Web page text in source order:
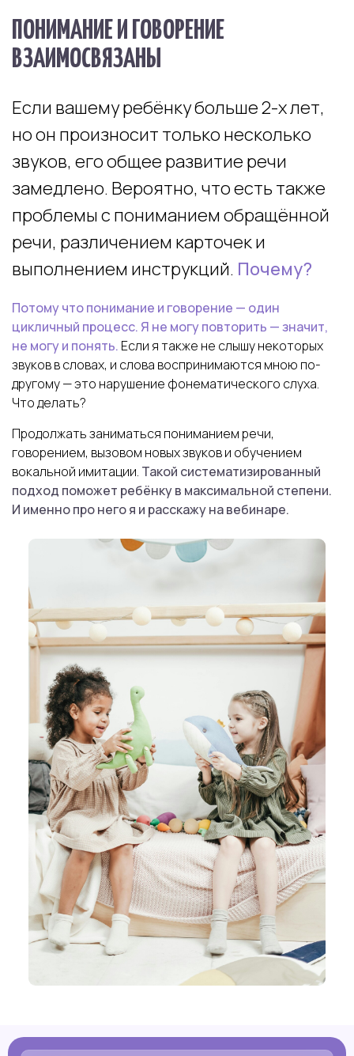
ПОНИМАНИЕ И ГОВОРЕНИЕ
ВЗАИМОСВЯЗАНЫ
Если вашему ребёнку больше 2-х лет,
но он произносит только несколько
звуков, его общее развитие речи
замедлено. Вероятно, что есть также
проблемы с пониманием обращённой
речи, различением карточек и
выполнением инструкций. Почему?
Потому что понимание и говорение — один
цикличный процесс. Я не могу повторить — значит,
не могу и понять. Если я также не слышу некоторых
звуков в словах, и слова воспринимаются мною по-
другому — это нарушение фонематического слуха.
Что делать?
Продолжать заниматься пониманием речи,
говорением, вызовом новых звуков и обучением
вокальной имитации. Такой систематизированный
подход поможет ребёнку в максимальной степени.
И именно про него я и расскажу на вебинаре.